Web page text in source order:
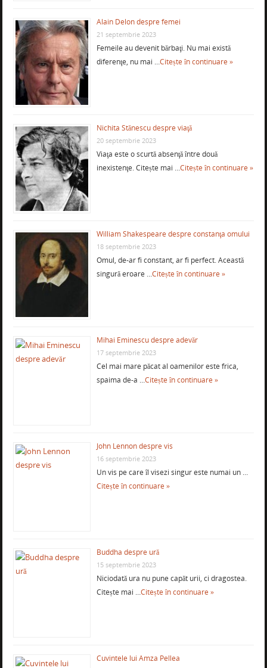
Alain Delon despre femei
21 septembrie 2023
Femeile au devenit bărbaţi. Nu mai există
diferenţe, nu mai …Citește în continuare »
Nichita Stănescu despre viaţă
20 septembrie 2023
Viaţa este o scurtă absenţă între două
inexistenţe. Citește mai …Citește în continuare »
William Shakespeare despre constanţa omului
18 septembrie 2023
Omul, de-ar fi constant, ar fi perfect. Această
singură eroare …Citește în continuare »
Mihai Eminescu despre adevăr
17 septembrie 2023
Cel mai mare păcat al oamenilor este frica,
spaima de-a …Citește în continuare »
John Lennon despre vis
16 septembrie 2023
Un vis pe care îl visezi singur este numai un …
Citește în continuare »
Buddha despre ură
15 septembrie 2023
Niciodată ura nu pune capăt urii, ci dragostea.
Citește mai …Citește în continuare »
Cuvintele lui Amza Pellea